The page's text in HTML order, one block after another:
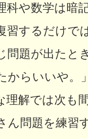
科や数学は暗
習するだけで
問題が出たと
からいいや。
理解では次も
ん問題を練習